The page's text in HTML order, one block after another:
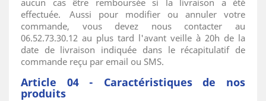
aucun cas être remboursée si la livraison a été
effectuée. Aussi pour modifier ou annuler votre
commande, vous devez nous contacter au
06.52.73.30.12 au plus tard l'avant veille à 20h de la
date de livraison indiquée dans le récapitulatif de
commande reçu par email ou SMS.
Article 04 - Caractéristiques de nos
produits